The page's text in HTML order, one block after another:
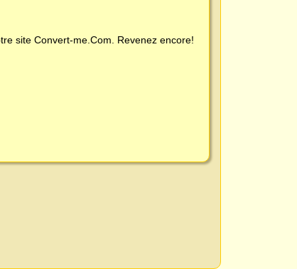
site Convert-me.Com . Revenez encore!